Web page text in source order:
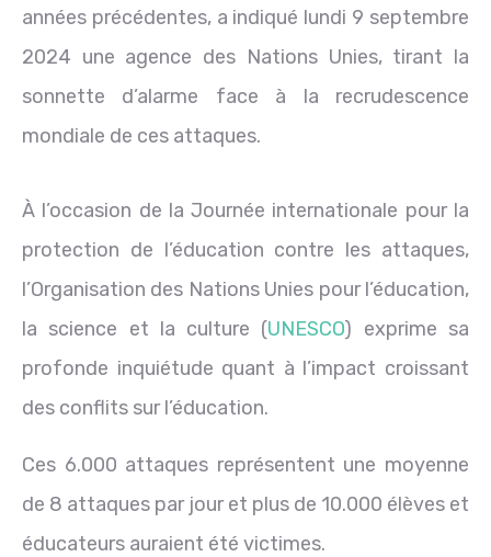
années précédentes, a indiqué lundi 9 septembre
2024 une agence des Nations Unies, tirant la
sonnette d’alarme face à la recrudescence
mondiale de ces attaques.
À l’occasion de la Journée internationale pour la
protection de l’éducation contre les attaques,
l’Organisation des Nations Unies pour l’éducation,
la science et la culture (UNESCO) exprime sa
profonde inquiétude quant à l’impact croissant
des conflits sur l’éducation.
Ces 6.000 attaques représentent une moyenne
de 8 attaques par jour et plus de 10.000 élèves et
éducateurs auraient été victimes.